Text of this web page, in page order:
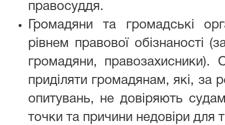
правосуддя.
Громадяни та громадські
рівнем правової обізнаності
громадяни, правозахисники).
приділяти громадянам, які, за
опитувань, не довіряють
точки та причини недовіри для